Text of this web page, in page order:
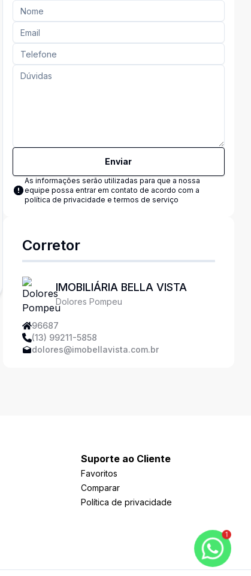
Enviar
As informações serão utilizadas para que a nossa
equipe possa entrar em contato de acordo com a
política de privacidade e termos de serviço
Corretor
IMOBILIÁRIA BELLA VISTA
Dolores Pompeu
96687
(13) 99211-5858
dolores@imobellavista.com.br
Suporte ao Cliente
Favoritos
Comparar
Política de privacidade
1